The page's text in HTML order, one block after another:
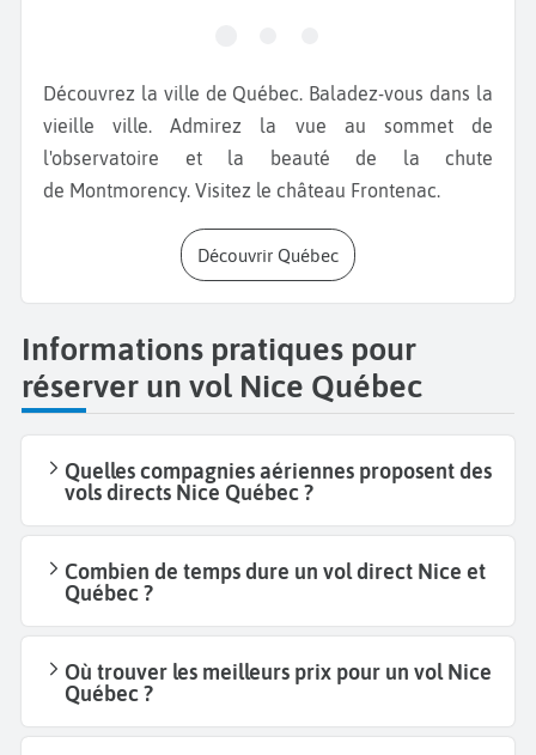
Découvrez la ville de Québec. Baladez-vous dans la
vieille ville. Admirez la vue au sommet de
l'observatoire et la beauté de la chute
de Montmorency. Visitez le château Frontenac.
Découvrir Québec
Informations pratiques pour
réserver un vol Nice Québec
Quelles compagnies aériennes proposent des
vols directs Nice Québec ?
Combien de temps dure un vol direct Nice et
Québec ?
Où trouver les meilleurs prix pour un vol Nice
Québec ?